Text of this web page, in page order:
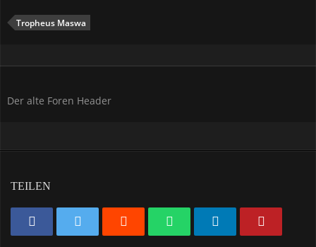
Tropheus Maswa
Der alte Foren Header
TEILEN